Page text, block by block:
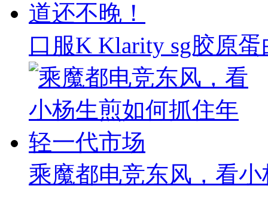
口服K Klarity sg胶原
乘魔都电竞东风，看